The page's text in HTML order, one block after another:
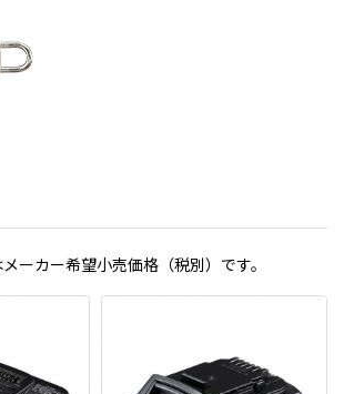
ーカー希望小売価格（税別）です。